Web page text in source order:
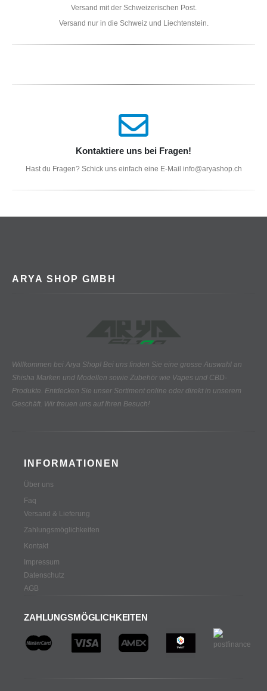
Versand mit der Schweizerischen Post.
Versand nur in die Schweiz und Liechtenstein.
Kontaktiere uns bei Fragen!
Hast du Fragen? Schick uns einfach eine E-Mail info@aryashop.ch
ARYA SHOP GMBH
Willkommen bei Arya Shop! Bei uns finden Sie eine grosse Auswahl an
Shisha Marken und Modellen sowie Zubehör wie Vapes und CBD-
Produkte. Entdecken Sie unser Sortiment online oder direkt in unserem
Geschäft. Wir freuen uns auf Ihren Besuch!
INFORMATIONEN
Über uns
Faq
Versand & Lieferung
Zahlungsmöglichkeiten
Kontakt
Impressum
Datenschutz
AGB
ZAHLUNGSMÖGLICHKEITEN